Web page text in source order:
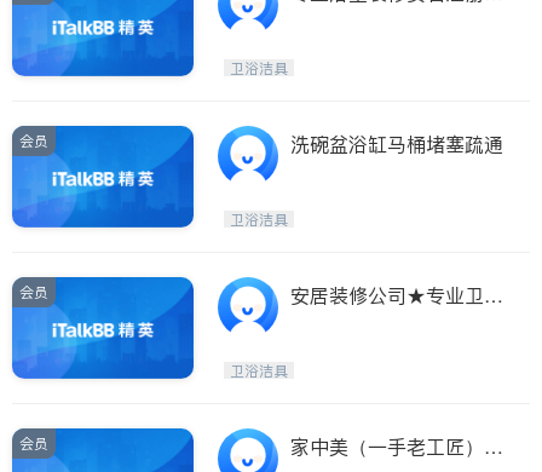
卫浴洁具
会员 洗碗盆浴缸马桶堵塞疏通
卫浴洁具
会员
安居装修公司★专业卫生
卫浴洁具
会员
家中美（一手老工匠）专